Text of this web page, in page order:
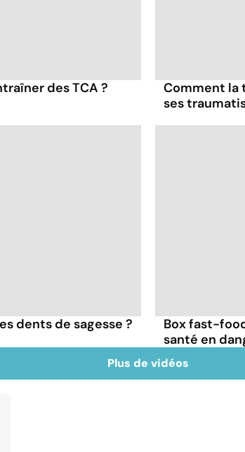
des TCA ?
Comment la
ses
dents de sagesse ?
Box fast-
santé en
Plus de vidéos